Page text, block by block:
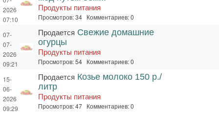
2026
07:10
Продукты питания
Просмотров: 34 Комментариев: 0
07-
07-
2026
09:21
Продается Свежие домашние
огурцы
Продукты питания
Просмотров: 54 Комментариев: 0
15-
06-
2026
09:29
Продается Козье молоко 150 р./
литр
Продукты питания
Просмотров: 47 Комментариев: 0